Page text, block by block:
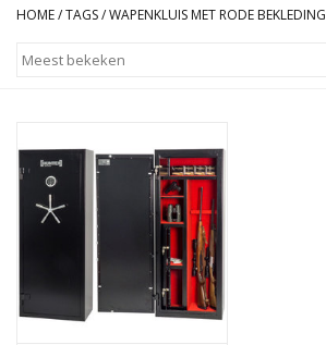
Niet gecertificeerd
Recente projecten
Opties
HOME/TAGS/WAPENKLUIS MET RODE BEKLEDING